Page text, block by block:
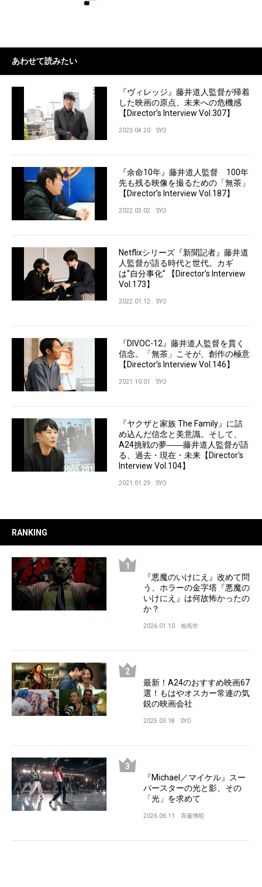
あわせて読みたい
『ヴィレッジ』藤井道人監督が帰着
した映画の原点、未来への危機感
【Director’s Interview Vol.307】
2023.04.20 SYO
『余命10年』藤井道人監督 100年
先も残る映像を撮るための「無茶」
【Director’s Interview Vol.187】
2022.03.02 SYO
Netflixシリーズ『新聞記者』藤井道
人監督が語る時代と世代。カギ
は“自分事化” 【Director’s Interview
Vol.173】
2022.01.12 SYO
『DIVOC-12』藤井道人監督を貫く
信念。「無茶」こそが、創作の極意
【Director’s Interview Vol.146】
2021.10.01 SYO
『ヤクザと家族 The Family』に詰
め込んだ信念と美意識。そして、
A24挑戦の夢――藤井道人監督が語
る、過去・現在・未来【Director's
Interview Vol.104】
2021.01.29 SYO
RANKING
『悪魔のいけにえ』改めて問
う、ホラーの金字塔『悪魔の
いけにえ』は何故怖かったの
か？
2026.01.10 相馬学
最新！A24のおすすめ映画67
選！もはやオスカー常連の気
鋭の映画会社
2025.03.18 SYO
『Michael／マイケル』スー
パースターの光と影、その
「光」を求めて
2026.06.11 斉藤博昭